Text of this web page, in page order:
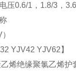
压0.6/1，1.8/3，
YJV42 YJV62】
烯绝缘聚氯乙烯护